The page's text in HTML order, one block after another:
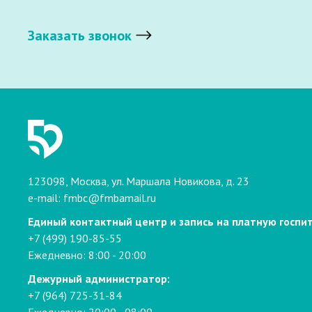
Заказать звонок
123098, Москва, ул. Маршала Новикова, д. 23
e-mail: fmbc@fmbamail.ru
Единый контактный центр и запись на платную
+7 (499) 190-85-55
Ежедневно: 8:00 - 20:00
Дежурный администратор:
+7 (964) 725-31-84